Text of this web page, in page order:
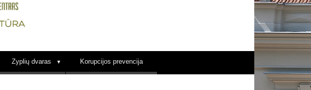
Zyplių dvaras Korupcijos prevencija